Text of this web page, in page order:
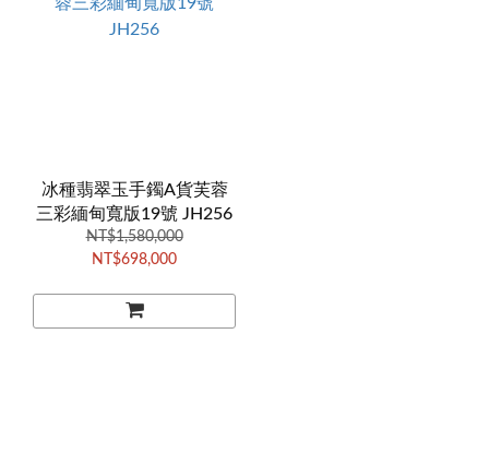
冰種翡翠玉手鐲A貨芙蓉
三彩緬甸寬版19號 JH256
NT$1,580,000
NT$698,000